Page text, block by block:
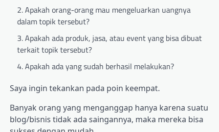
Apakah orang-orang mau mengeluarkan uangnya
dalam topik tersebut?
Apakah ada produk, jasa, atau event yang bisa dibuat
terkait topik tersebut?
Apakah ada yang sudah berhasil melakukan?
Saya ingin tekankan pada poin keempat.
Banyak orang yang menganggap hanya karena suatu
blog/bisnis tidak ada saingannya, maka mereka bisa